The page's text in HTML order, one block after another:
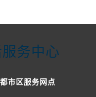
务中心
市区服务网点